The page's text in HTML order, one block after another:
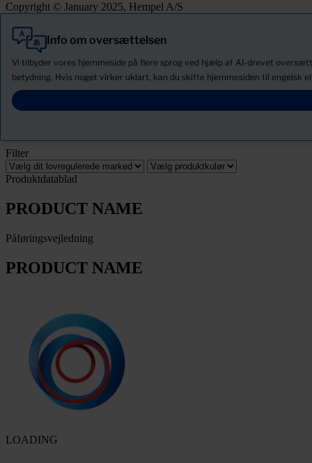
Copyright © January 2025, Hempel A/S
Info om oversættelsen
Vi tilbyder vores hjemmeside på flere sprog ved hjælp af AI-drevet
betydning. Hvis noget virker uklart, kan du skifte hjemmesiden til engelsk
Alle
Produkter
Nyheder
Download Sikkerhedsdatablade
Filter
Produktdatablad
PRODUCT NAME
Påføringsvejledning
PRODUCT NAME
LOADING